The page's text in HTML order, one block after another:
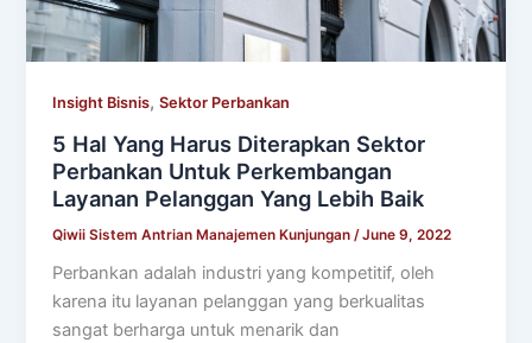
Insight Bisnis,Sektor Perbankan
5 Hal Yang Harus Diterapkan Sektor
Perbankan Untuk Perkembangan
Layanan Pelanggan Yang Lebih Baik
Qiwii Sistem Antrian Manajemen Kunjungan /June 9, 2022
Perbankan adalah industri yang kompetitif, oleh
karena itu layanan pelanggan yang berkualitas
sangat berharga untuk menarik dan